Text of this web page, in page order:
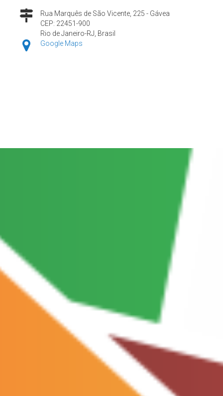
Rua Marquês de São Vicente, 225 - Gávea
CEP: 22451-900
Rio de Janeiro-RJ, Brasil
Google Maps